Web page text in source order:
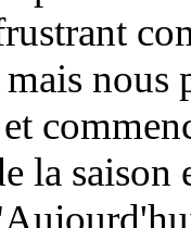
nous
la